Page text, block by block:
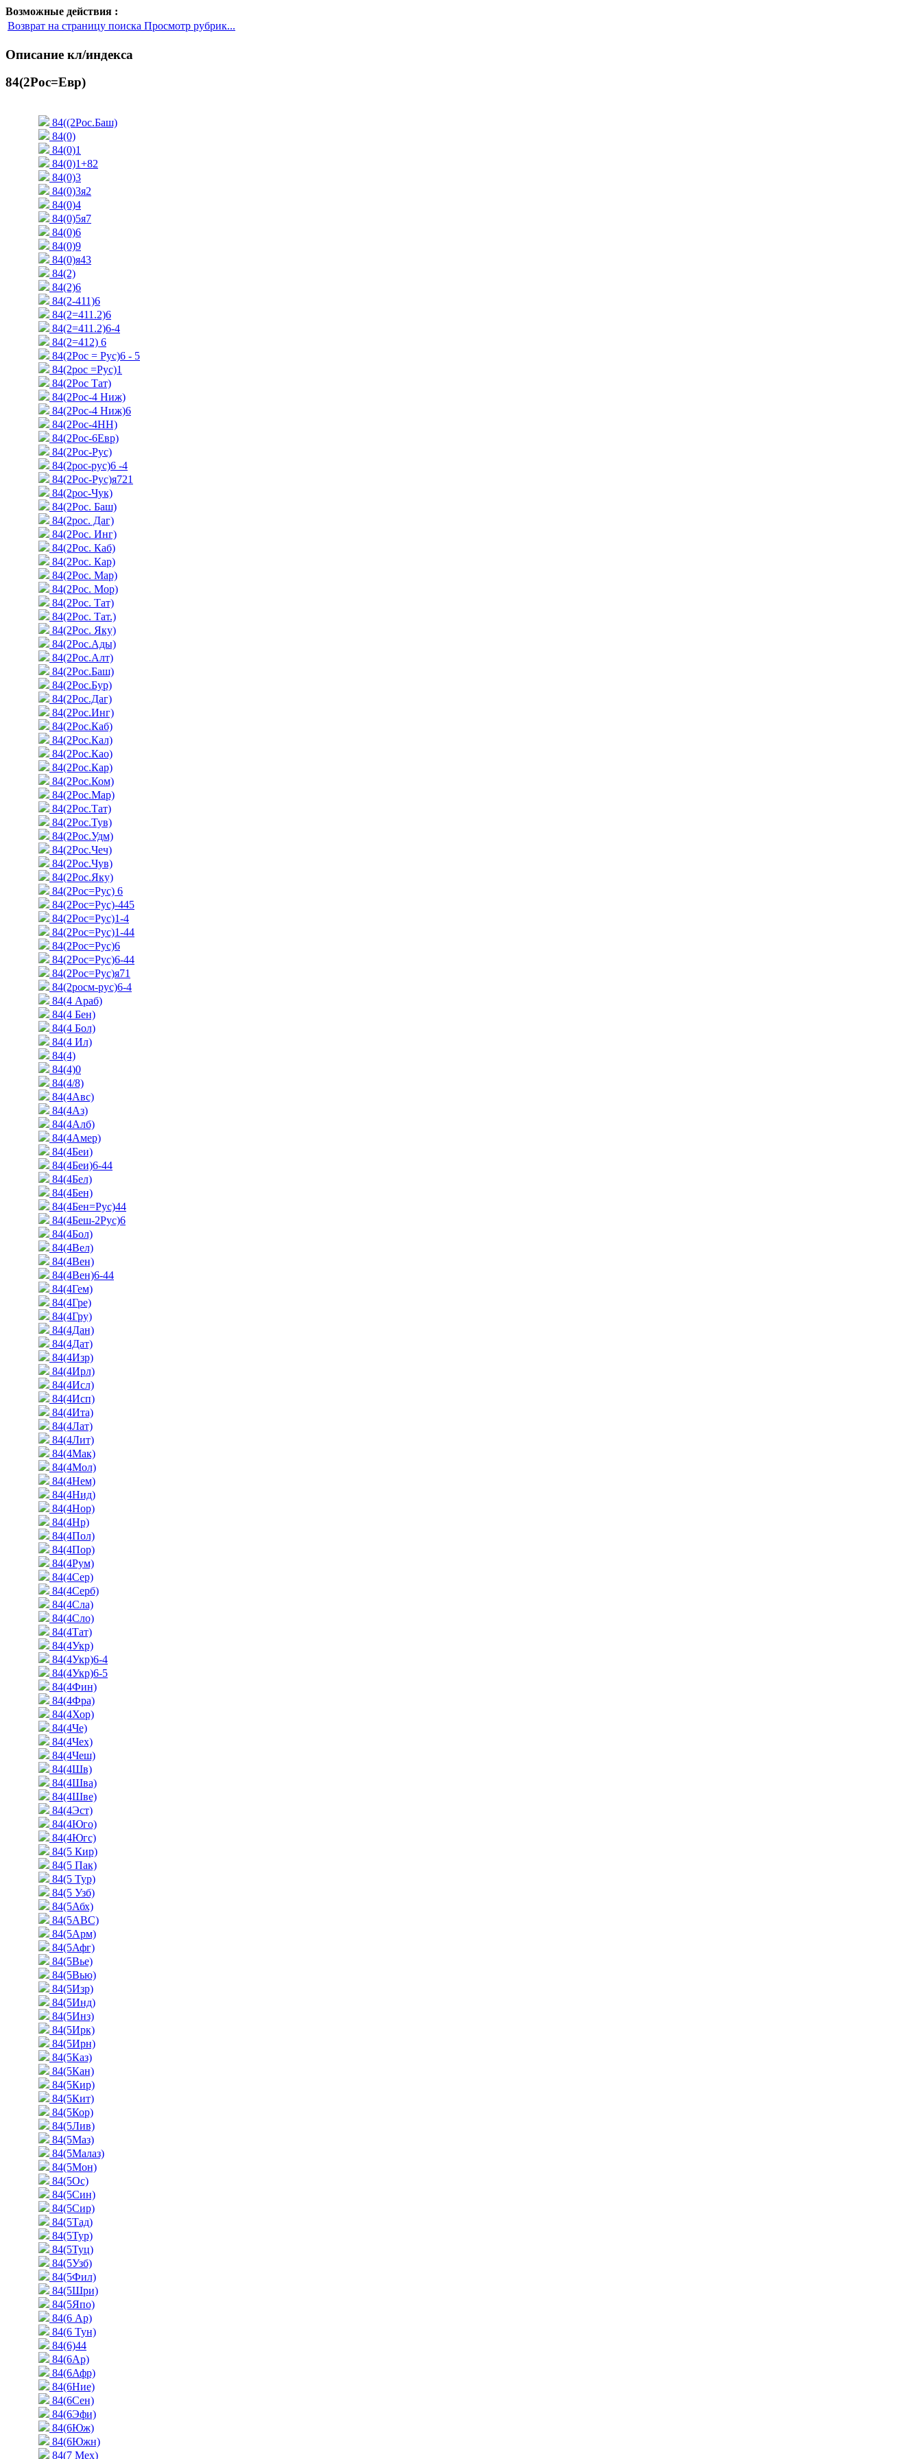
Возможные действия :
Возврат на страницу поиска Просмотр рубрик...
Описание кл/индекса
84(2Рос=Евр)
84((2Рос.Баш)
84(0)
84(0)1
84(0)1+82
84(0)3
84(0)3я2
84(0)4
84(0)5я7
84(0)6
84(0)9
84(0)я43
84(2)
84(2)6
84(2-411)6
84(2=411.2)6
84(2=411.2)6-4
84(2=412) 6
84(2Рос = Рус)6 - 5
84(2рос =Рус)1
84(2Рос Тат)
84(2Рос-4 Ниж)
84(2Рос-4 Ниж)6
84(2Рос-4НН)
84(2Рос-6Евр)
84(2Рос-Рус)
84(2рос-рус)6 -4
84(2Рос-Рус)я721
84(2рос-Чук)
84(2Рос. Баш)
84(2рос. Даг)
84(2Рос. Инг)
84(2Рос. Каб)
84(2Рос. Кар)
84(2Рос. Мар)
84(2Рос. Мор)
84(2Рос. Тат)
84(2Рос. Тат.)
84(2Рос. Яку)
84(2Рос.Ады)
84(2Рос.Алт)
84(2Рос.Баш)
84(2Рос.Бур)
84(2Рос.Даг)
84(2Рос.Инг)
84(2Рос.Каб)
84(2Рос.Кал)
84(2Рос.Као)
84(2Рос.Кар)
84(2Рос.Ком)
84(2Рос.Мар)
84(2Рос.Тат)
84(2Рос.Тув)
84(2Рос.Удм)
84(2Рос.Чеч)
84(2Рос.Чув)
84(2Рос.Яку)
84(2Рос=Рус) 6
84(2Рос=Рус)-445
84(2Рос=Рус)1-4
84(2Рос=Рус)1-44
84(2Рос=Рус)6
84(2Рос=Рус)6-44
84(2Рос=Рус)я71
84(2росм-рус)6-4
84(4 Араб)
84(4 Бен)
84(4 Бол)
84(4 Ил)
84(4)
84(4)0
84(4/8)
84(4Авс)
84(4Аз)
84(4Алб)
84(4Амер)
84(4Беи)
84(4Беи)6-44
84(4Бел)
84(4Бен)
84(4Бен=Рус)44
84(4Беш-2Рус)6
84(4Бол)
84(4Вел)
84(4Вен)
84(4Вен)6-44
84(4Гем)
84(4Гре)
84(4Гру)
84(4Дан)
84(4Дат)
84(4Изр)
84(4Ирл)
84(4Исл)
84(4Исп)
84(4Ита)
84(4Лат)
84(4Лит)
84(4Мак)
84(4Мол)
84(4Нем)
84(4Нид)
84(4Нор)
84(4Нр)
84(4Пол)
84(4Пор)
84(4Рум)
84(4Сер)
84(4Серб)
84(4Сла)
84(4Сло)
84(4Тат)
84(4Укр)
84(4Укр)6-4
84(4Укр)6-5
84(4Фин)
84(4Фра)
84(4Хор)
84(4Че)
84(4Чех)
84(4Чеш)
84(4Шв)
84(4Шва)
84(4Шве)
84(4Эст)
84(4Юго)
84(4Югс)
84(5 Кир)
84(5 Пак)
84(5 Тур)
84(5 Узб)
84(5Абх)
84(5АВС)
84(5Арм)
84(5Афг)
84(5Вье)
84(5Вью)
84(5Изр)
84(5Инд)
84(5Инз)
84(5Ирк)
84(5Ирн)
84(5Каз)
84(5Кан)
84(5Кир)
84(5Кит)
84(5Кор)
84(5Лив)
84(5Маз)
84(5Малаз)
84(5Мон)
84(5Ос)
84(5Син)
84(5Сир)
84(5Тад)
84(5Тур)
84(5Туц)
84(5Узб)
84(5Фил)
84(5Шри)
84(5Япо)
84(6 Ар)
84(6 Тун)
84(6)44
84(6Ар)
84(6Афр)
84(6Ние)
84(6Сен)
84(6Эфи)
84(6Юж)
84(6Южн)
84(7 Мех)